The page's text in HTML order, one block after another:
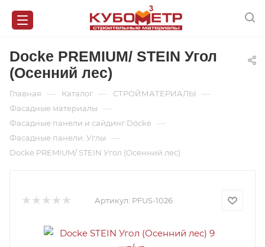
Docke PREMIUM/ STEIN Угол
(Осенний лес)
Главная — Каталог — СТРОЙМАТЕРИАЛЫ —
Фасадные материалы —
Фасадные панели и сайдинг Döcke —
Фасадные панели. Углы —
Docke PREMIUM/ STEIN Угол (Осенний лес)
Артикул: PFUS-1026